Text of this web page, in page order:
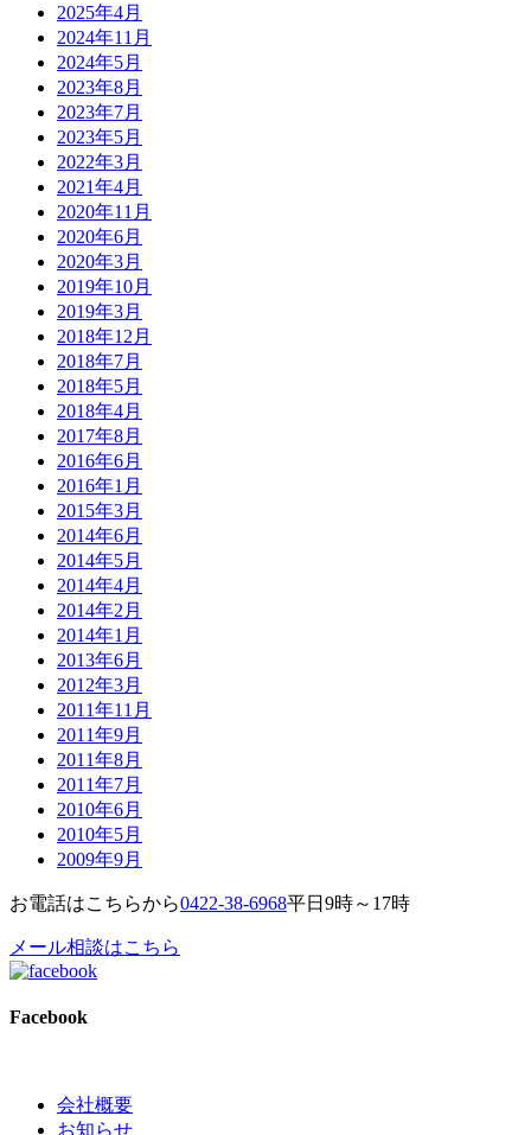
2025年4月
2024年11月
2024年5月
2023年8月
2023年7月
2023年5月
2022年3月
2021年4月
2020年11月
2020年6月
2020年3月
2019年10月
2019年3月
2018年12月
2018年7月
2018年5月
2018年4月
2017年8月
2016年6月
2016年1月
2015年3月
2014年6月
2014年5月
2014年4月
2014年2月
2014年1月
2013年6月
2012年3月
2011年11月
2011年9月
2011年8月
2011年7月
2010年6月
2010年5月
2009年9月
お電話はこちらから0422-38-6968平日9時～17時
メール相談はこちら
Facebook
会社概要
お知らせ